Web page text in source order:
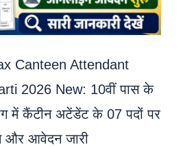
Canteen Attendant
2026 New: 10वीं पास के
में कैंटीन अटेंडेंट के 07 पदों पर
और आवेदन जारी